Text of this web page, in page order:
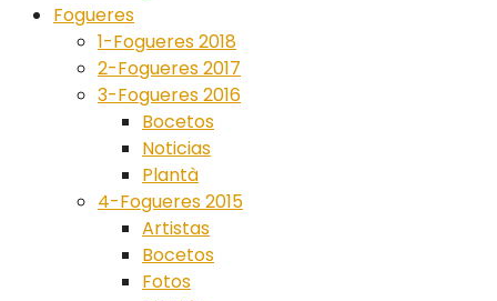
Fogueres
1-Fogueres 2018
2-Fogueres 2017
3-Fogueres 2016
Bocetos
Noticias
Plantà
4-Fogueres 2015
Artistas
Bocetos
Fotos